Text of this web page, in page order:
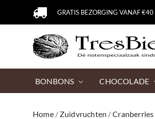
GRATIS BEZORGING VANAF €40
BONBONS CHOCOLADE
Home/ Zuidvruchten /Cranberries